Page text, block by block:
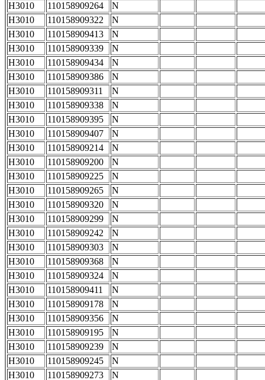
H3010
110158909264
N
H3010
110158909322
N
H3010
110158909413
N
H3010
110158909339
N
H3010
110158909434
N
H3010
110158909386
N
H3010
110158909311
N
H3010
110158909338
N
H3010
110158909395
N
H3010
110158909407
N
H3010
110158909214
N
H3010
110158909200
N
H3010
110158909225
N
H3010
110158909265
N
H3010
110158909320
N
H3010
110158909299
N
H3010
110158909242
N
H3010
110158909303
N
H3010
110158909368
N
H3010
110158909324
N
H3010
110158909411
N
H3010
110158909178
N
H3010
110158909356
N
H3010
110158909195
N
H3010
110158909239
N
H3010
110158909245
N
H3010
110158909273
N